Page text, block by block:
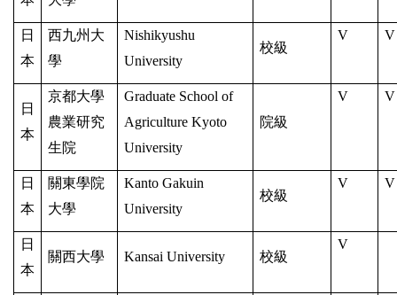
日
本
西九州大
學
Nishikyushu
University
校級
V V
日
本
京都大學
農業研究
生院
Graduate School of
Agriculture Kyoto
University
院級
V V
日
本
關東學院
大學
Kanto Gakuin
University
校級
V V
日
本
關西大學 Kansai University 校級
V